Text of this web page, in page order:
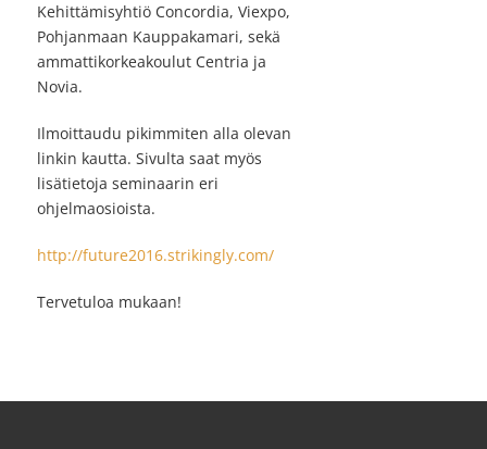
Kehittämisyhtiö Concordia, Viexpo,
Pohjanmaan Kauppakamari, sekä
ammattikorkeakoulut Centria ja
Novia.
Ilmoittaudu pikimmiten alla olevan
linkin kautta. Sivulta saat myös
lisätietoja seminaarin eri
ohjelmaosioista.
http://future2016.strikingly.com/
Tervetuloa mukaan!